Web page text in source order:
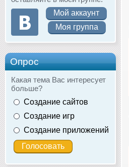
Мой аккаунт
Моя группа
Опрос
Какая тема Вас интересует
больше?
Создание сайтов
Создание игр
Создание приложений